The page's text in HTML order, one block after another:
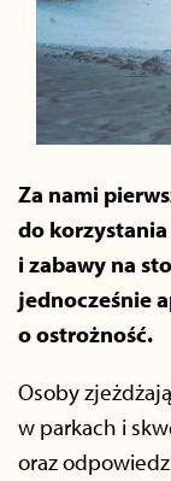
Za nami
do
i zabawy na
jednocześnie
o ostrożność.
Osoby
w parkach i
oraz